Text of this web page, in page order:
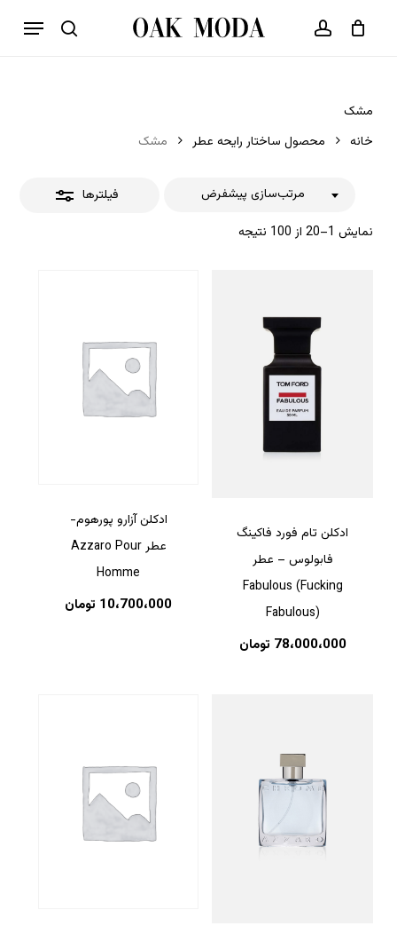
جستجو حساب کاربری
فهرست
سبد خرید بستن
مشک
خانه
محصول ساختار رایحه عطر مشک
فیلترها
نمایش 1–20 از 100 نتیجه
مرتب‌سازی پیشفرض
بستن
ادکلن تام فورد فاکینگ
فابولوس – عطر
Fabulous (Fucking
Fabulous)
78،000،000 تومان
ادکلن آزارو پورهوم-
عطر Azzaro Pour
Homme
10،700،000 تومان